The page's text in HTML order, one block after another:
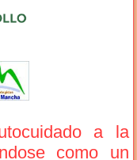
a la
como un